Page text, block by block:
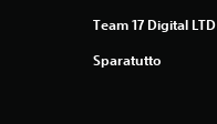
Team 17 Digital LTD
Sparatutto